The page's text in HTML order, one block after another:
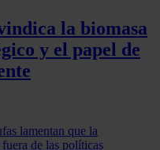
usan para personalizar
funciones de redes
compartimos
publicidad y análisis
con otra información
hayan recopilado a
la biomasa
y el papel de